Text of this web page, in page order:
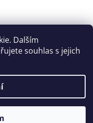
Dalším
souhlas s jejich
práva vyhrazena.